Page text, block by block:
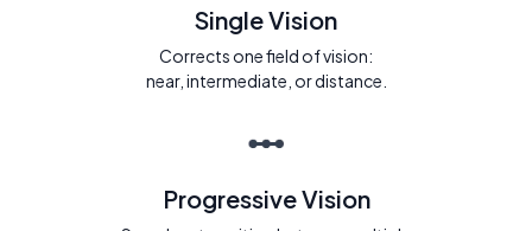
Single Vision
Corrects one field of vision:
near, intermediate, or distance.
Progressive Vision